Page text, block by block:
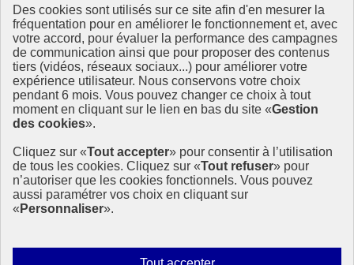
Des cookies sont utilisés sur ce site afin d'en mesurer la
fréquentation pour en améliorer le fonctionnement et, avec
votre accord, pour évaluer la performance des campagnes
de communication ainsi que pour proposer des contenus
tiers (vidéos, réseaux sociaux...) pour améliorer votre
expérience utilisateur. Nous conservons votre choix
pendant 6 mois. Vous pouvez changer ce choix à tout
moment en cliquant sur le lien en bas du site «Gestion
des cookies».
Cliquez sur «Tout accepter» pour consentir à l’utilisation
de tous les cookies. Cliquez sur «Tout refuser» pour
n’autoriser que les cookies fonctionnels. Vous pouvez
aussi paramétrer vos choix en cliquant sur
« Personnaliser».
Autoriser
Ressources
La Méth’ODD
Gouvernement
Ce site propose l’information de référence concernant l’Agenda
2030 et la feuille de route de la France. Il valorise la mobilisation de
tous les acteurs.
info.gouv.fr- ouvre une nouvelle fenêtre
service-public.fr - ouvre une nouvelle fenêtre
legifrance.gouv.fr- ouvre une nouvelle fenêtre
data.gouv.fr- ouvre une nouvelle fenêtre
Plan du site
Mentions légales